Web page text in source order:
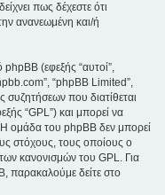
πως δέχεστε ότι
ανανεωμένη και/ή
phpBB (εφεξής “αυτοί”,
“phpBB Limited”,
συζητήσεων που διατίθεται
“GPL”) και μπορεί να
ομάδα του phpBB δεν μπορεί
στόχους, τους οποίους ο
κανονισμών του GPL. Για
παρακαλούμε δείτε στο